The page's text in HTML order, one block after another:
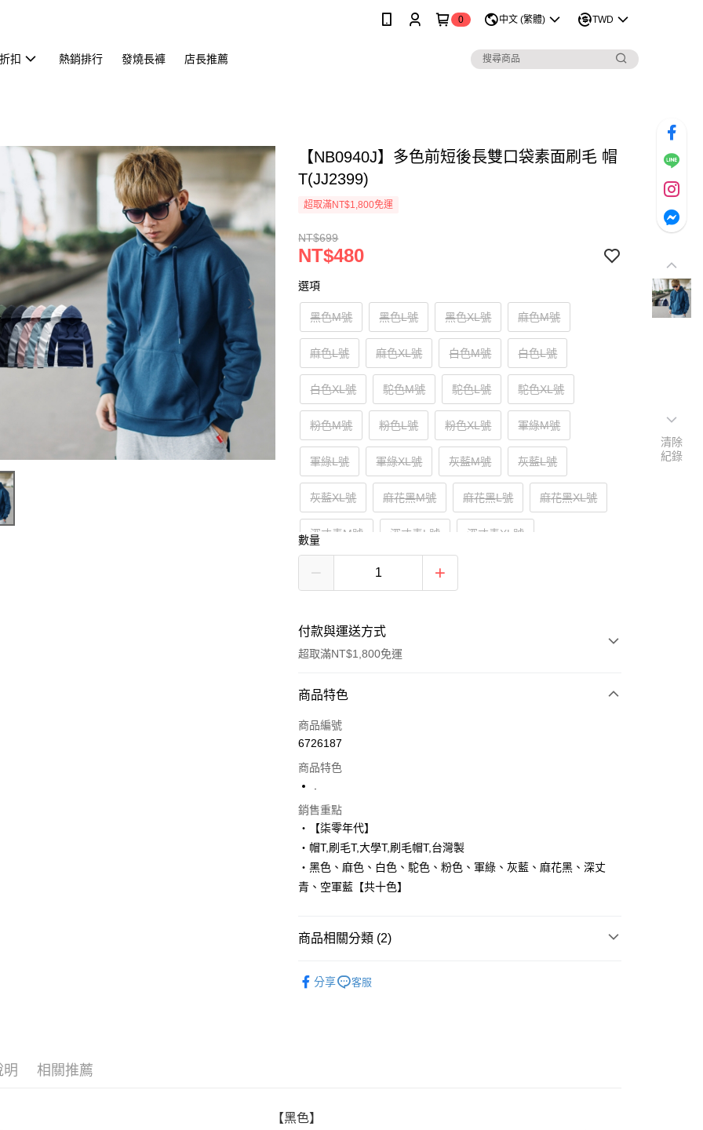
0 中文 (繁體) TWD
扣 熱銷排行 發燒長褲 店長推薦
【NB0940J】多色前短後長雙口袋素面刷毛 帽
T(JJ2399)
超取滿NT$1,800免運
NT$699
NT$480
選項
黑色M號 黑色L號 黑色XL號 麻色M號
麻色L號 麻色XL號 白色M號 白色L號
白色XL號 駝色M號 駝色L號 駝色XL號
粉色M號 粉色L號 粉色XL號 軍綠M號
軍綠L號 軍綠XL號 灰藍M號 灰藍L號
灰藍XL號 麻花黑M號 麻花黑L號 麻花黑XL號
深丈青M號 深丈青L號 深丈青XL號
空軍藍M號 空軍藍L號
數量
付款與運送方式
超取滿NT$1,800免運
付款方式
信用卡一次付款
Apple Pay
悠遊付
相關說明
AFTEE先享後付是「在收到商品之後才付款」的支付方式。 讓您購物簡單
便利好安心！
３．收到繳費通知簡訊後14天內，點擊此簡訊中的連結，可透過四大超商
每筆NT$80，滿NT$1,800(含以上)免運費
商品特色
商品編號
6726187
商品特色
銷售重點
‧【柒零年代】
‧帽T,刷毛T,大學T,刷毛帽T,台灣製
‧黑色、麻色、白色、駝色、粉色、軍綠、灰藍、麻花黑、深丈
青、空軍藍【共十色】
商品相關分類 (2)
分享 客服
明 相關推薦
【黑色】
清除
紀錄